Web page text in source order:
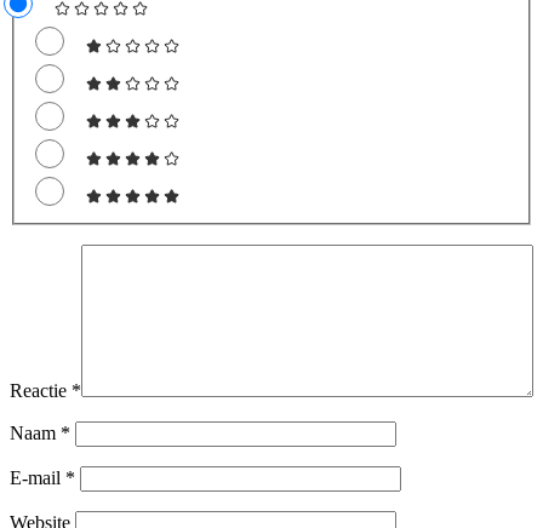
Reactie *
Naam *
E-mail *
Website